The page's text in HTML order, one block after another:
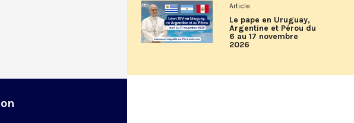
Article
Le pape en Uruguay,
Argentine et Pérou du
6 au 17 novembre
2026